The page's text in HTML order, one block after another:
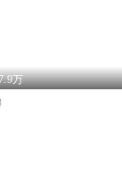
万